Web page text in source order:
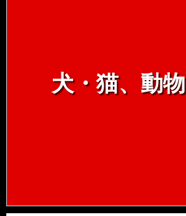
犬・猫、動物